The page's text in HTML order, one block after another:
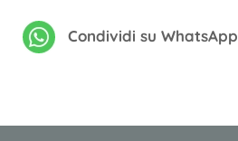
Condividi su WhatsApp